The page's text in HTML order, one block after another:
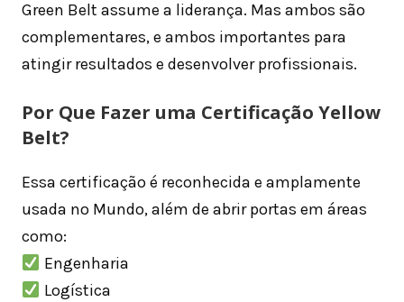
Green Belt assume a liderança. Mas ambos são
complementares, e ambos importantes para
atingir resultados e desenvolver profissionais.
Por Que Fazer uma Certificação Yellow
Belt?
Essa certificação é reconhecida e amplamente
usada no Mundo, além de abrir portas em áreas
como:
Engenharia
Logística